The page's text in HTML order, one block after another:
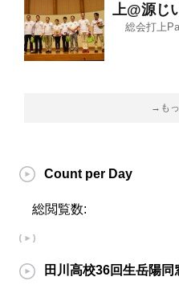
上@源じ
総会打上
→も
Count per Day
総閲覧数:
田川高校36回生岳陽